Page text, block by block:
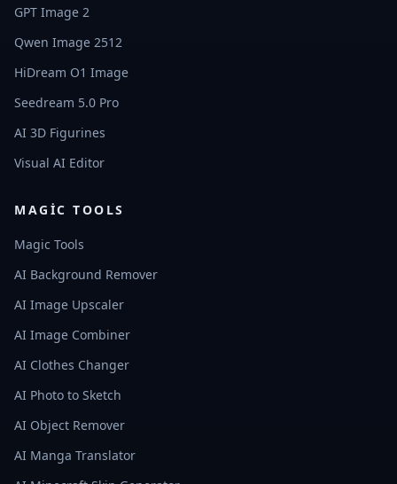
GPT Image 2
Qwen Image 2512
HiDream O1 Image
Seedream 5.0 Pro
AI 3D Figurines
Visual AI Editor
MAGIC TOOLS
Magic Tools
AI Background Remover
AI Image Upscaler
AI Image Combiner
AI Clothes Changer
AI Photo to Sketch
AI Object Remover
AI Manga Translator